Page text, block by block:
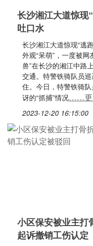
长沙湘江大道惊现
吐口水
长沙湘江大道惊现“逃
外观“呆萌”，一度被网
兽”在长沙的湘江中路
交通。特警铁骑队员
住。今日，特警铁骑
讶的“抓捕”情况……更
2023-12-20 16:15:00
小区保安被业主打
起诉撤销工伤认定